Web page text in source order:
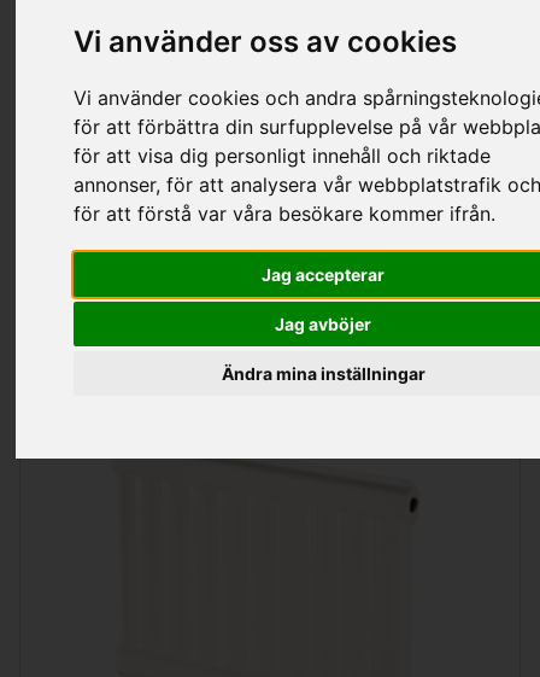
Vi använder oss av cookies
Vi använder cookies och andra
för att förbättra din surfupplevelse på vår
för att visa dig personligt innehåll och riktade
annonser, för att analysera vår webbplatstrafik
för att förstå var våra besökare kommer ifrån.
Jag accepterar
Jag avböjer
Ändra mina inställningar
Kategorier
Radiatorer Mp
Visa